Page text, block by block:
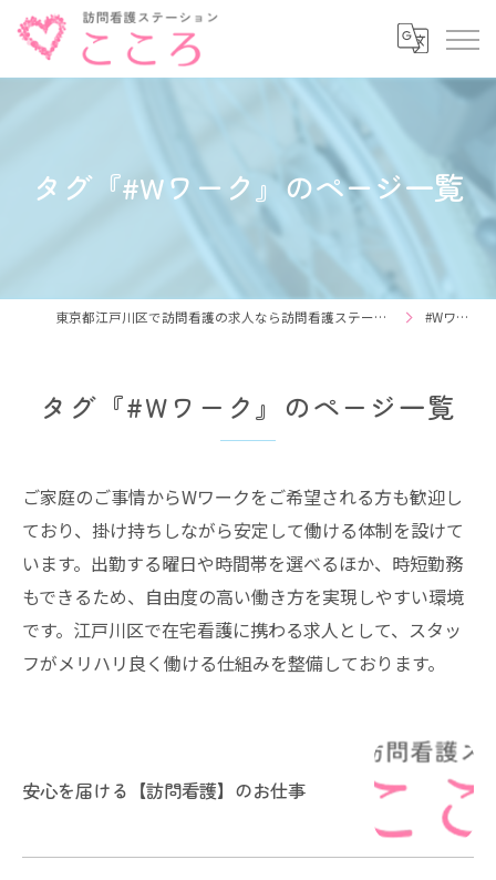
タグ『#Wワーク』のページ一覧
東京都江戸川区で訪問看護の求人なら訪問看護ステーション こころ #Wワーク
タグ『#Wワーク』のページ一覧
ご家庭のご事情からWワークをご希望される方も歓迎し
ており、掛け持ちしながら安定して働ける体制を設けて
います。出勤する曜日や時間帯を選べるほか、時短勤務
もできるため、自由度の高い働き方を実現しやすい環境
です。江戸川区で在宅看護に携わる求人として、スタッ
フがメリハリ良く働ける仕組みを整備しております。
安心を届ける【訪問看護】のお仕事